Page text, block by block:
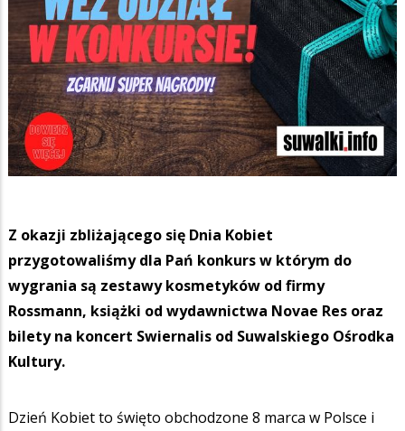
Z okazji zbliżającego się Dnia Kobiet
przygotowaliśmy dla Pań konkurs w którym do
wygrania są zestawy kosmetyków od firmy
Rossmann, książki od wydawnictwa Novae Res oraz
bilety na koncert Swiernalis od Suwalskiego Ośrodka
Kultury.
Dzień Kobiet to święto obchodzone 8 marca w Polsce i